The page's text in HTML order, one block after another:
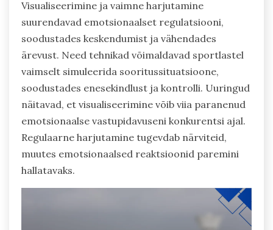
Visualiseerimine ja vaimne harjutamine
suurendavad emotsionaalset regulatsiooni,
soodustades keskendumist ja vähendades
ärevust. Need tehnikad võimaldavad sportlastel
vaimselt simuleerida sooritussituatsioone,
soodustades enesekindlust ja kontrolli. Uuringud
näitavad, et visualiseerimine võib viia paranenud
emotsionaalse vastupidavuseni konkurentsi ajal.
Regulaarne harjutamine tugevdab närviteid,
muutes emotsionaalsed reaktsioonid paremini
hallatavaks.